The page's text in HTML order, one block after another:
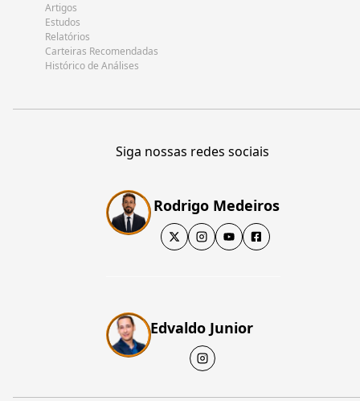
Artigos
Estudos
Relatórios
Carteiras Recomendadas
Histórico de Análises
Siga nossas redes sociais
Rodrigo Medeiros
Edvaldo Junior